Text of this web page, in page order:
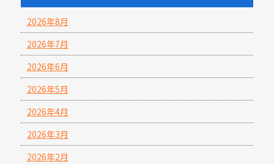
2026年8月
2026年7月
2026年6月
2026年5月
2026年4月
2026年3月
2026年2月